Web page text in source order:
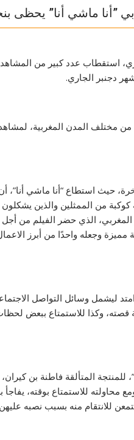
”أنا ماشي أنا” يحظى
استقطاب عدد كبير من
دجنبر الجاري.
مختلف المدن المغربية،
حيث استطاع “أنا ماشي أنا”،
من الممثلين والذين يشكلون
الذي حضر الفيلم من أجل
وجعله واحدًا من أبرز الاعمال
امتد ليشمل وسائل التواصل
وكذا للاستمتاع ببعض
للمنتجة المتألقة فاطنة بن
للاستمتاع بوقته، يفاجأ
للانتقام منه بسبب نصبه